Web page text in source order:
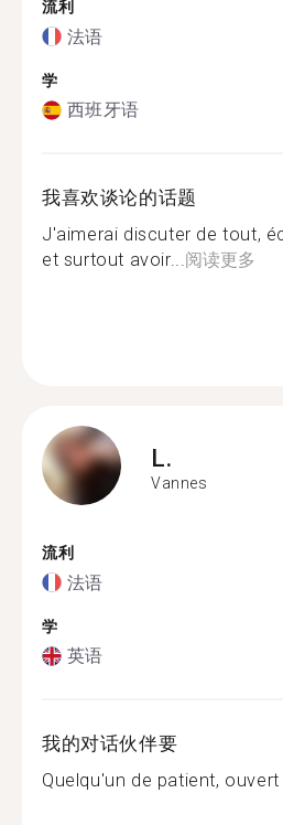
流利
法语
学
西班牙语
我喜欢谈论的话题
J'aimerai discuter de tout,
et surtout avoir...阅读更多
L.
Vannes
流利
法语
学
英语
我的对话伙伴要
Quelqu'un de patient, ouvert